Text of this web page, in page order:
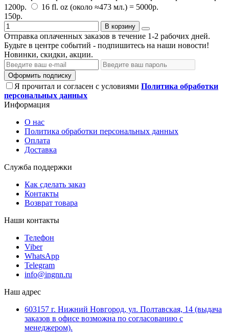
1200р.
16 fl. oz (около ≈473 мл.) = 5000р.
150р.
В корзину
Отправка оплаченных заказов в течение 1-2 рабочих дней.
Будьте в центре событий - подпишитесь на наши новости!
Новинки, скидки, акции.
Оформить подписку
Я прочитал и согласен с условиями Политика обработки
персональных данных
Информация
О нас
Политика обработки персональных данных
Оплата
Доставка
Служба поддержки
Как сделать заказ
Контакты
Возврат товара
Наши контакты
Телефон
Viber
WhatsApp
Telegram
info@ingnn.ru
Наш адрес
603157 г. Нижний Новгород, ул. Полтавская, 14 (выдача
заказов в офисе возможна по согласованию с
менеджером).